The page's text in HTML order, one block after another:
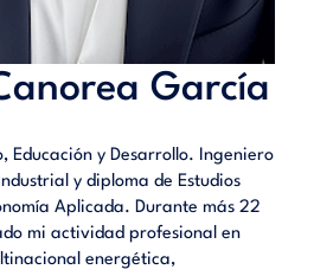
García
Educación y Desarrollo. Ingeniero
y diploma de Estudios
Aplicada. Durante más 22
mi actividad profesional en
energética,